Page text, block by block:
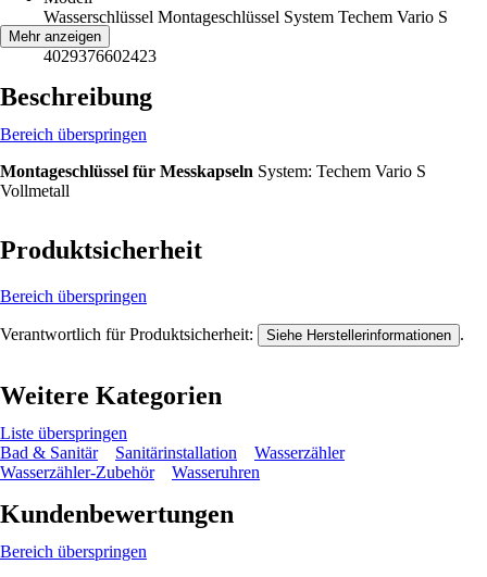
Wasserschlüssel Montageschlüssel System Techem Vario S
EAN
4029376602423
Mehr anzeigen
Beschreibung
Bereich überspringen
Montageschlüssel für Messkapseln System: Techem Vario S
Vollmetall
Produktsicherheit
Bereich überspringen
Verantwortlich für Produktsicherheit: Siehe Herstellerinformationen .
Weitere Kategorien
Liste überspringen
Bad & Sanitär
Sanitärinstallation
Wasserzähler
Wasserzähler-Zubehör
Wasseruhren
Kundenbewertungen
Bereich überspringen